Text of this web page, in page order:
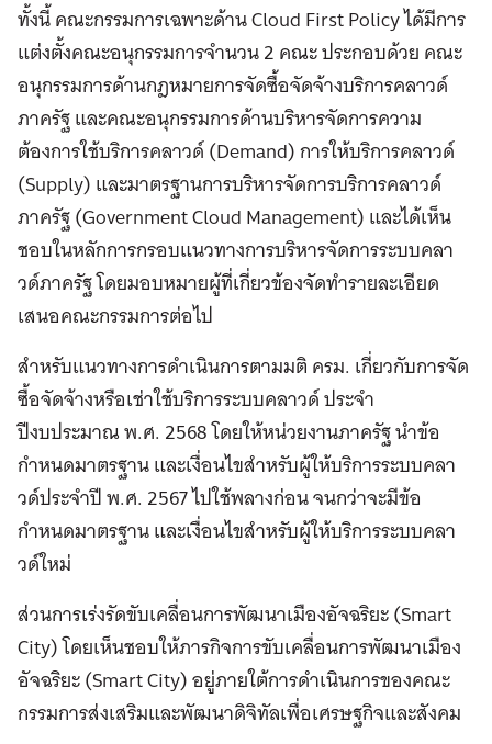
ทั้งนี้ คณะกรรมการเฉพาะด้าน Cloud First Policy ได้มีการ
แต่งตั้งคณะอนุกรรมการจำนวน 2 คณะ ประกอบด้วย คณะ
อนุกรรมการด้านกฎหมายการจัดซื้อจัดจ้างบริการคลาวด์
ภาครัฐ และคณะอนุกรรมการด้านบริหารจัดการความ
ต้องการใช้บริการคลาวด์ (Demand) การให้บริการคลาวด์
(Supply) และมาตรฐานการบริหารจัดการบริการคลาวด์
ภาครัฐ (Government Cloud Management) และได้เห็น
ชอบในหลักการกรอบแนวทางการบริหารจัดการระบบคลา
วด์ภาครัฐ โดยมอบหมายผู้ที่เกี่ยวข้องจัดทำรายละเอียด
เสนอคณะกรรมการต่อไป
สำหรับแนวทางการดำเนินการตามมติ ครม. เกี่ยวกับการจัด
ซื้อจัดจ้างหรือเช่าใช้บริการระบบคลาวด์ ประจำ
ปีงบประมาณ พ.ศ. 2568 โดยให้หน่วยงานภาครัฐ นำข้อ
กำหนดมาตรฐาน และเงื่อนไขสำหรับผู้ให้บริการระบบคลา
วด์ประจำปี พ.ศ. 2567 ไปใช้พลางก่อน จนกว่าจะมีข้อ
กำหนดมาตรฐาน และเงื่อนไขสำหรับผู้ให้บริการระบบคลา
วด์ใหม่
ส่วนการเร่งรัดขับเคลื่อนการพัฒนาเมืองอัจฉริยะ (Smart
City) โดยเห็นชอบให้ภารกิจการขับเคลื่อนการพัฒนาเมือง
อัจฉริยะ (Smart City) อยู่ภายใต้การดำเนินการของคณะ
กรรมการส่งเสริมและพัฒนาดิจิทัลเพื่อเศรษฐกิจและสังคม